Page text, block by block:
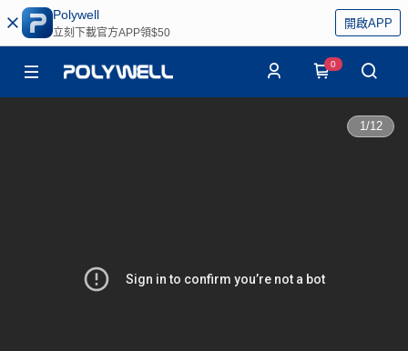
Polywell
立刻下載官方APP領$50
開啟APP
0
1/12